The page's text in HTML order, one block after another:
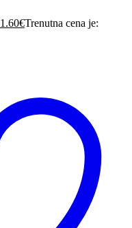
1.60€Trenutna cena je: